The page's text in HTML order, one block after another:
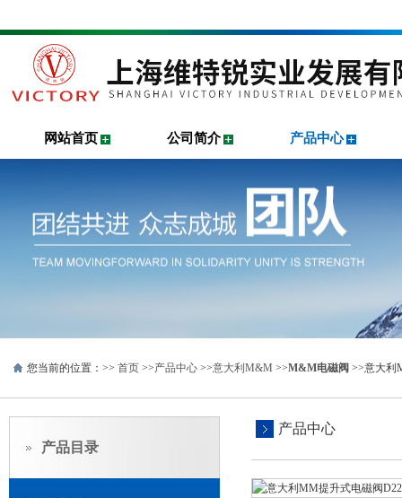
网站首页 公司简介 产品中心
您当前的位置：>> 首页 >>产品中心 >>意大利M&M >>M&M电磁阀 >>意大利
产品目录
产品中心